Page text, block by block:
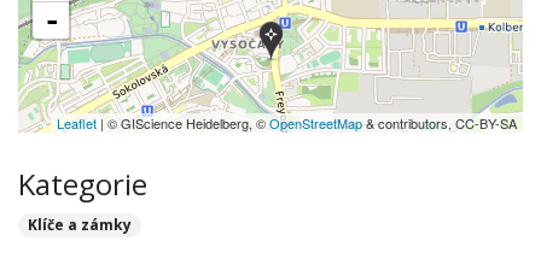
-
Leaflet | © GIScience Heidelberg, ©OpenStreetMap& contributors, CC-BY-SA
Kategorie
Klíče a zámky